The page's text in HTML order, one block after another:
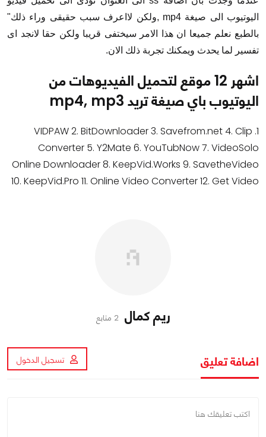
اليوتيوب الى صيغة mp4 ,ولكن لااعرف سبب حقيقى وراء ذلك"
بالطبع نعلم جميعا ان هذا الامر سيختفى قريبا ولكن حقا لانجد اى
تفسير لما يحدث ويمكنك تجربة ذلك الان.
اشهر 12 موقع لتحميل الفيديوهات من
اليوتيوب باي صيغة تريد mp4, mp3
1. VIDPAW 2. BitDownloader 3. Savefrom.net 4. Clip
Converter 5. Y2Mate 6. YouTubNow 7. VideoSolo
Online Downloader 8. KeepVid.Works 9. SavetheVideo
10. KeepVid.Pro 11. Online Video Converter 12. Get Video
ريم كمال 2 متابع
اضافة تعليق تسجيل الدخول